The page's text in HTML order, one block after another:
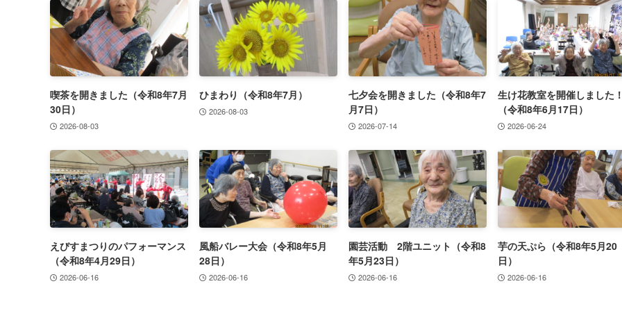
喫茶を開きました（令和8年7月
30日）
2026-08-03
ひまわり（令和8年7月）
2026-08-03
七夕会を開きました（令和8年7
月7日）
2026-07-14
生け花教室を開催しました
（令和8年6月17日）
2026-06-24
えびすまつりのパフォーマンス
（令和8年4月29日）
2026-06-16
風船バレー大会（令和8年5月
28日）
2026-06-16
園芸活動 2階ユニット（令和8
年5月23日）
2026-06-16
芋の天ぷら（令和8年5月20
日）
2026-06-16